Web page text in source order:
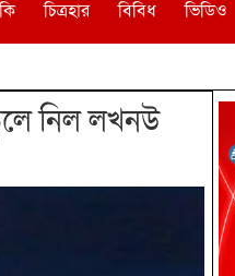
চিত্রহার বিবিধ ভিডিও
নিল লখনউ